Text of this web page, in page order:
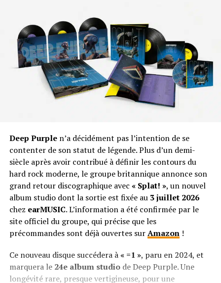
Deep Purplen’a décidément pas l’intention de se
contenter de son statut de légende. Plus d’un demi-
siècle après avoir contribué à définir les contours du
hard rock moderne, le groupe britannique annonce son
grand retour discographique avec « Splat! », un nouvel
album studio dont la sortie est fixée au 3 juillet 2026
chez earMUSIC. L’information a été confirmée par le
site officiel du groupe, qui précise que les
précommandes sont déjà ouvertes surAmazon!
Ce nouveau disque succédera à« =1 », paru en 2024, et
marquera le 24e album studiode Deep Purple. Une
longévité rare, presque vertigineuse, pour une